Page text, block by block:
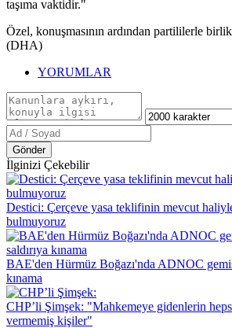
taşıma vaktidir."
Özel, konuşmasının ardından partililerle
(DHA)
YORUMLAR
Gönder
İlginizi Çekebilir
Destici: Çerçeve yasa teklifinin mevcut
bulmuyoruz
BAE'den Hürmüz Boğazı'nda ADNOC
kınama
CHP’li Şimşek: "Mahkemeye gidenlerin
vermemiş kişiler"